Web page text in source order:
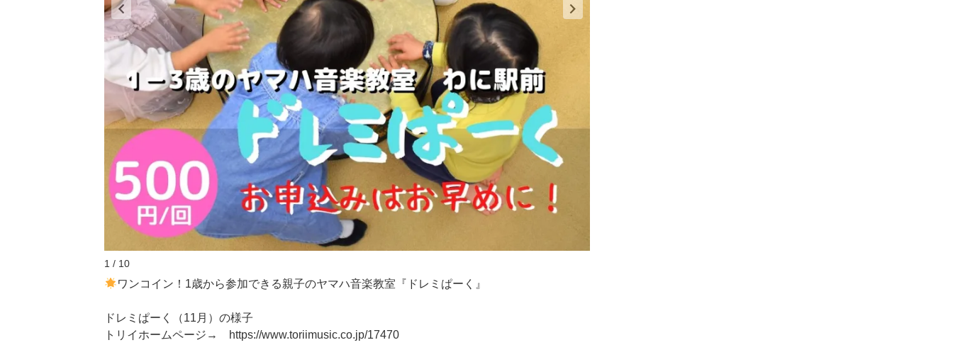
1 / 10
ワンコイン！1歳から参加できる親子のヤマハ音楽教室『ドレミぱーく』
ドレミぱーく（11月）の様子
トリイホームページ→ https://www.toriimusic.co.jp/17470